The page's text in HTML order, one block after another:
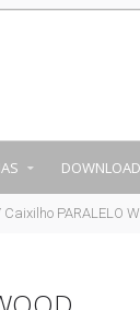
Caixilho PARALELO